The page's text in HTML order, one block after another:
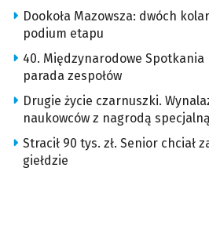
Dookoła Mazowsza: dwóch
podium etapu
40. Międzynarodowe Spotkania
parada zespołów
Drugie życie czarnuszki.
naukowców z nagrodą specjalną
Stracił 90 tys. zł. Senior chciał
giełdzie